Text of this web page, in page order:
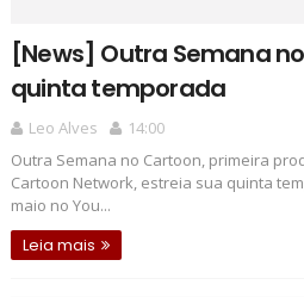
[News] Outra Semana
quinta temporada
Leo Alves
14:00
Outra Semana no Cartoon, primeira
Cartoon Network, estreia sua quinta
maio no You...
Leia mais